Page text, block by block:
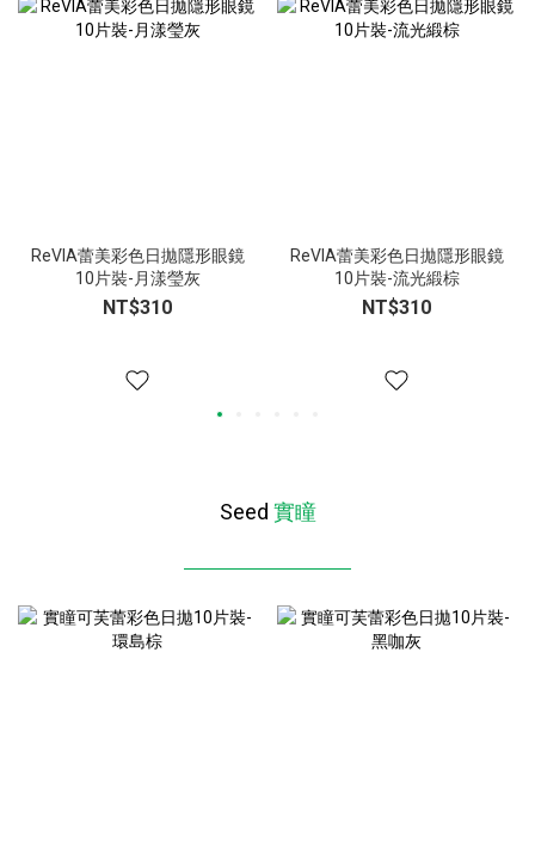
ReVIA蕾美彩色日拋隱形眼鏡
10片裝-月漾瑩灰
NT$310
ReVIA蕾美彩色日拋隱形眼鏡
10片裝-流光緞棕
NT$310
Seed 實瞳